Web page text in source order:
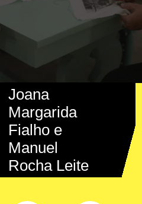
Joana
Margarida
Fialho e
Manuel
Rocha Leite